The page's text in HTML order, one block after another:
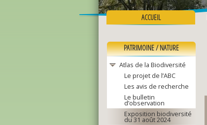
ACCUEIL
PATRIMOINE / NATURE
Atlas de la Biodiversité
Le projet de l’ABC
Les avis de recherche
Le bulletin
d’observation
Exposition biodiversité
du 31 août 2024